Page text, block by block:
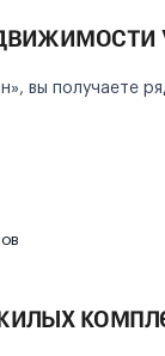
вы получаете